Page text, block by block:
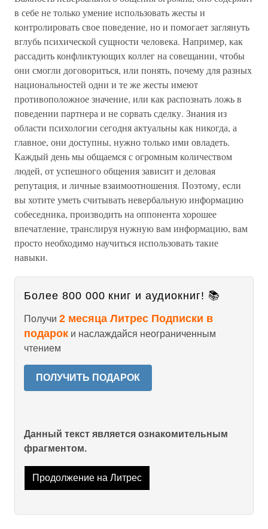
в себе не только умение использовать жесты и
контролировать свое поведение, но и помогает заглянуть
вглубь психической сущности человека. Например, как
рассадить конфликтующих коллег на совещании, чтобы
они смогли договориться, или понять, почему для разных
национальностей одни и те же жесты имеют
противоположное значение, или как распознать ложь в
поведении партнера и не сорвать сделку. Знания из
области психологии сегодня актуальны как никогда, а
главное, они доступны, нужно только ими овладеть.
Каждый день мы общаемся с огромным количеством
людей, от успешного общения зависит и деловая
репутация, и личные взаимоотношения. Поэтому, если
вы хотите уметь считывать невербальную информацию
собеседника, производить на оппонента хорошее
впечатление, транслируя нужную вам информацию, вам
просто необходимо научиться использовать такие
навыки.
Более 800 000 книг и аудиокниг! 📚
Получи 2 месяца Литрес Подписки в
подарок и наслаждайся неограниченным
чтением
ПОЛУЧИТЬ ПОДАРОК
Данный текст является ознакомительным
фрагментом.
Продолжение на Литрес